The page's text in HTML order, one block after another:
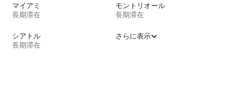
マイアミ
長期滞在
モントリオール
長期滞在
シアトル
長期滞在
さらに表示